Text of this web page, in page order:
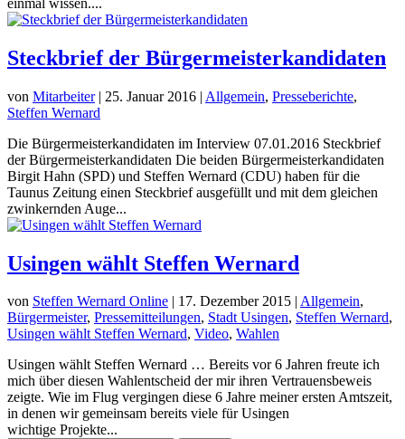
Steckbrief der Bürgermeisterkandidaten
von Mitarbeiter| 25. Januar 2016 | Allgemein, Presseberichte,
Steffen Wernard
Die Bürgermeisterkandidaten im Interview 07.01.2016 Steckbrief
der Bürgermeisterkandidaten Die beiden Bürgermeisterkandidaten
Birgit Hahn (SPD) und Steffen Wernard (CDU) haben für die
Taunus Zeitung einen Steckbrief ausgefüllt und mit dem gleichen
zwinkernden Auge...
Usingen wählt Steffen Wernard
von Steffen Wernard Online | 17. Dezember 2015 | Allgemein,
Bürgermeister, Pressemitteilungen, Stadt Usingen, Steffen Wernard,
Usingen wählt Steffen Wernard, Video, Wahlen
Usingen wählt Steffen Wernard … Bereits vor 6 Jahren freute ich
mich über diesen Wahlentscheid der mir ihren Vertrauensbeweis
zeigte. Wie im Flug vergingen diese 6 Jahre meiner ersten Amtszeit,
in denen wir gemeinsam bereits viele für Usingen
wichtige Projekte...